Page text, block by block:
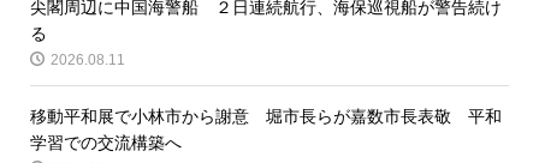
尖閣周辺に中国海警船 ２日連続航行、海保巡視船が警告続け
る
2026.08.11
移動平和展で小林市から謝意 堀市長らが嘉数市長表敬 平和
学習での交流構築へ